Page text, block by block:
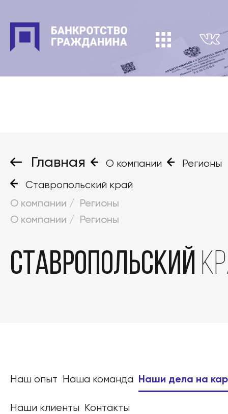
Главная О компании
Регионы
Ставропольский край
О компании /
Регионы
О компании / Регионы
Ставропольский
Наш опыт Наша команда Наши дела на
Наши клиенты Контакты